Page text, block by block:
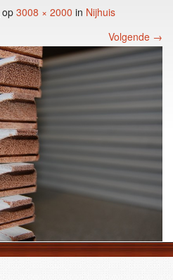
op 3008 × 2000 in Nijhuis
Volgende →